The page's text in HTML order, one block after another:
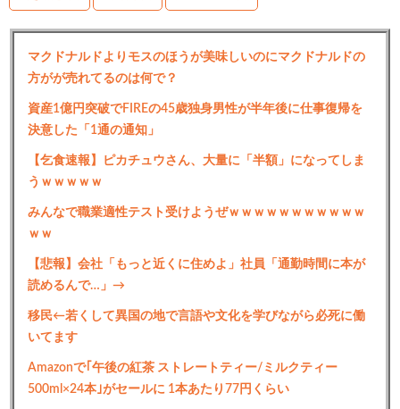
マクドナルドよりモスのほうが美味しいのにマクドナルドの
方がが売れてるのは何で？
資産1億円突破でFIREの45歳独身男性が半年後に仕事復帰を
決意した「1通の通知」
【乞食速報】ピカチュウさん、大量に「半額」になってしま
うｗｗｗｗｗ
みんなで職業適性テスト受けようぜｗｗｗｗｗｗｗｗｗｗｗ
ｗｗ
【悲報】会社「もっと近くに住めよ」社員「通勤時間に本が
読めるんで…」→
移民←若くして異国の地で言語や文化を学びながら必死に働
いてます
Amazonで｢午後の紅茶 ストレートティー/ミルクティー
500ml×24本｣がセールに 1本あたり77円くらい